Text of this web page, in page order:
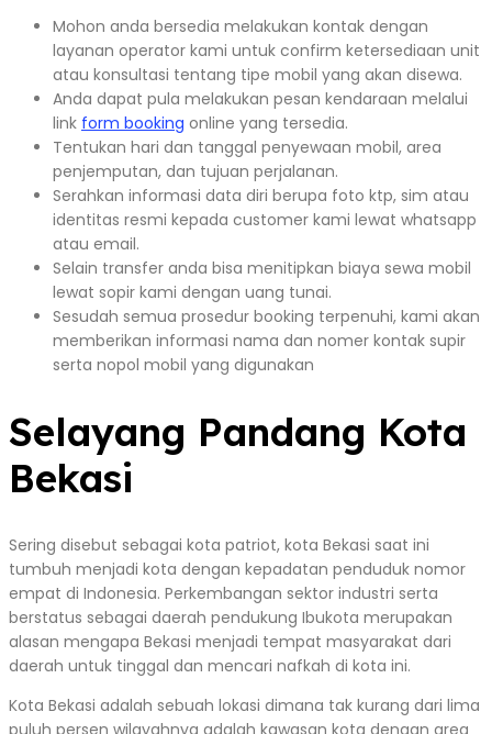
Mohon anda bersedia melakukan kontak dengan
layanan operator kami untuk confirm ketersediaan unit
atau konsultasi tentang tipe mobil yang akan disewa.
Anda dapat pula melakukan pesan kendaraan melalui
link form booking online yang tersedia.
Tentukan hari dan tanggal penyewaan mobil, area
penjemputan, dan tujuan perjalanan.
Serahkan informasi data diri berupa foto ktp, sim atau
identitas resmi kepada customer kami lewat whatsapp
atau email.
Selain transfer anda bisa menitipkan biaya sewa mobil
lewat sopir kami dengan uang tunai.
Sesudah semua prosedur booking terpenuhi, kami akan
memberikan informasi nama dan nomer kontak supir
serta nopol mobil yang digunakan
Selayang Pandang Kota
Bekasi
Sering disebut sebagai kota patriot, kota Bekasi saat ini
tumbuh menjadi kota dengan kepadatan penduduk nomor
empat di Indonesia. Perkembangan sektor industri serta
berstatus sebagai daerah pendukung Ibukota merupakan
alasan mengapa Bekasi menjadi tempat masyarakat dari
daerah untuk tinggal dan mencari nafkah di kota ini.
Kota Bekasi adalah sebuah lokasi dimana tak kurang dari lima